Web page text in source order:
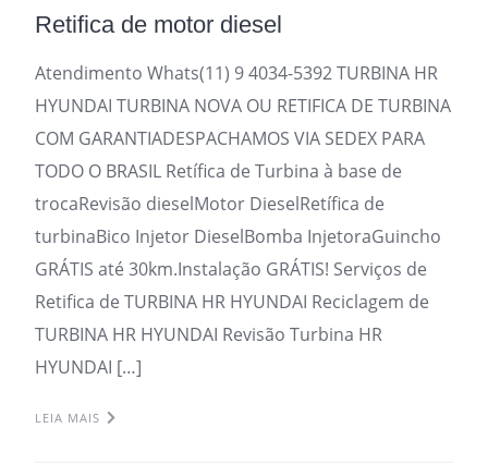
Retifica de motor diesel
Atendimento Whats(11) 9 4034-5392 TURBINA HR
HYUNDAI TURBINA NOVA OU RETIFICA DE TURBINA
COM GARANTIADESPACHAMOS VIA SEDEX PARA
TODO O BRASIL Retífica de Turbina à base de
trocaRevisão dieselMotor DieselRetífica de
turbinaBico Injetor DieselBomba InjetoraGuincho
GRÁTIS até 30km.Instalação GRÁTIS! Serviços de
Retifica de TURBINA HR HYUNDAI Reciclagem de
TURBINA HR HYUNDAI Revisão Turbina HR
HYUNDAI […]
LEIA MAIS